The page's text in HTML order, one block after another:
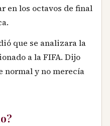
en los octavos de final
que se analizara la
a la FIFA. Dijo
normal y no merecía